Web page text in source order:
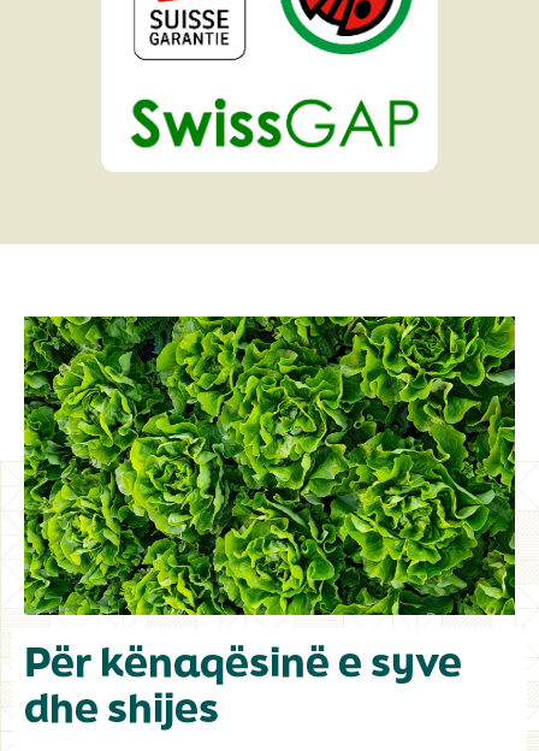
Për kënaqësinë e syve
dhe shijes